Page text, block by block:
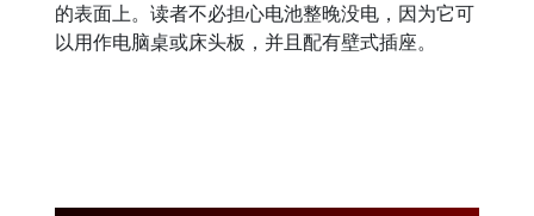
的表面上。读者不必担心电池整晚没电，因为它可
以用作电脑桌或床头板，并且配有壁式插座。